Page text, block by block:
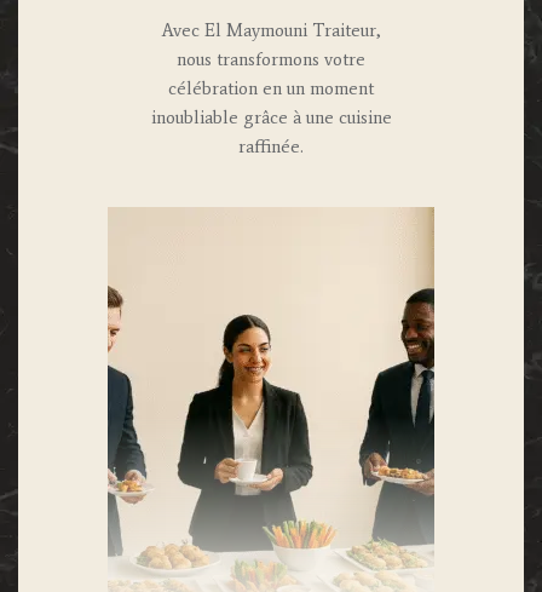
Avec El Maymouni Traiteur,
nous transformons votre
célébration en un moment
inoubliable grâce à une cuisine
raffinée.